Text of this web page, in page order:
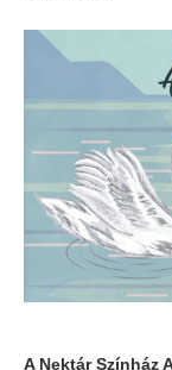
A Nektár Színház